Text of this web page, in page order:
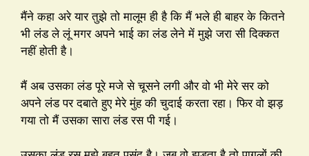
मैंने कहा अरे यार तुझे तो मालूम ही है कि मैं भले ही बाहर के कितने
भी लंड ले लूं मगर अपने भाई का लंड लेने में मुझे जरा सी दिक्कत
नहीं होती है।
मैं अब उसका लंड पूरे मजे से चूसने लगी और वो भी मेरे सर को
अपने लंड पर दबाते हुए मेरे मुंह की चुदाई करता रहा। फिर वो झड़
गया तो मैं उसका सारा लंड रस पी गई।